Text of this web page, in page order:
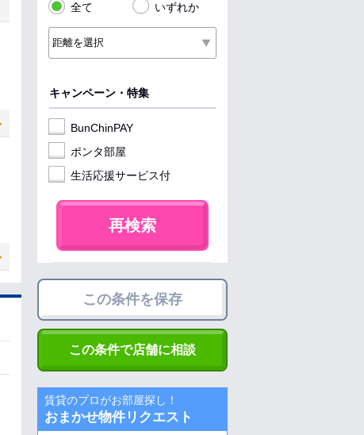
全て
いずれか
キャンペーン・特集
BunChinPAY
ポンタ部屋
生活応援サービス付
再検索
この条件を保存
この条件で店舗に相談
賃貸のプロがお部屋探し！
おまかせ物件リクエスト